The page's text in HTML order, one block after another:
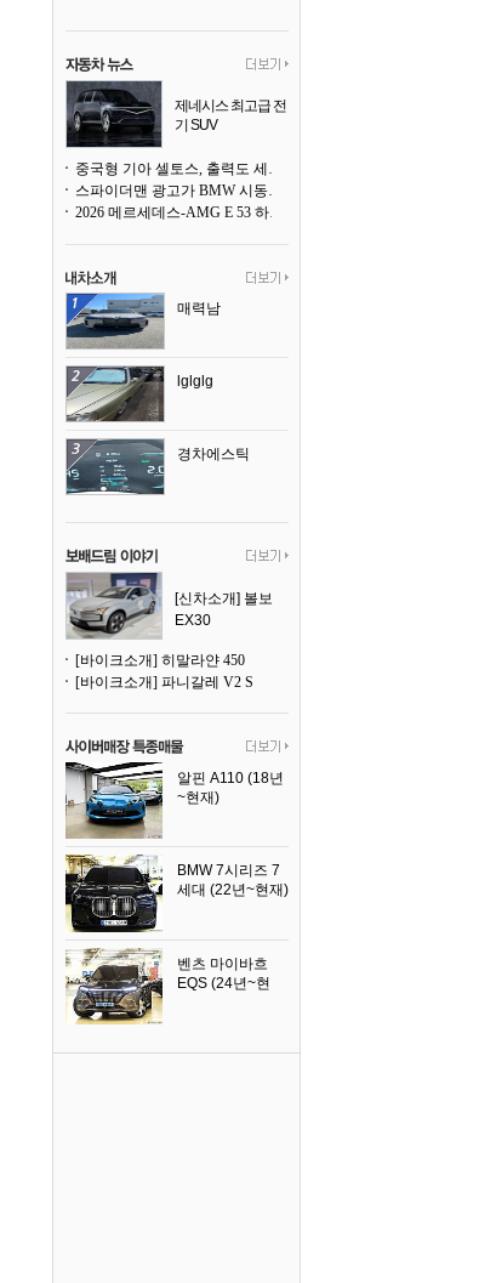
제네시스 최고급 전
기 SUV
중국형 기아 셀토스, 출력도 세지고 27인치 초대형 디스플레이까지
스파이더맨 광고가 BMW 시동화면을 점령하다, 오너들은 불만
2026 메르세데스-AMG E 53 하이브리드 왜건 시승기
매력남
lglglg
경차에스틱
[신차소개] 볼보
EX30
[바이크소개] 히말라얀 450
[바이크소개] 파니갈레 V2 S
알핀 A110 (18년
~현재)
BMW 7시리즈 7
세대 (22년~현재)
벤츠 마이바흐
EQS (24년~현